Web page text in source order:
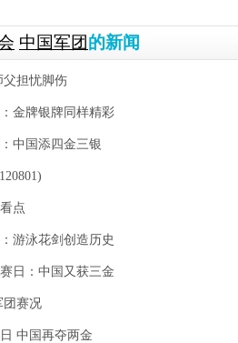
中国军团的新闻
父担忧脚伤
金牌银牌同样精彩
中国添四金三银
点
游泳花剑创造历史
日：中国又获三金
团赛况
中国再夺两金